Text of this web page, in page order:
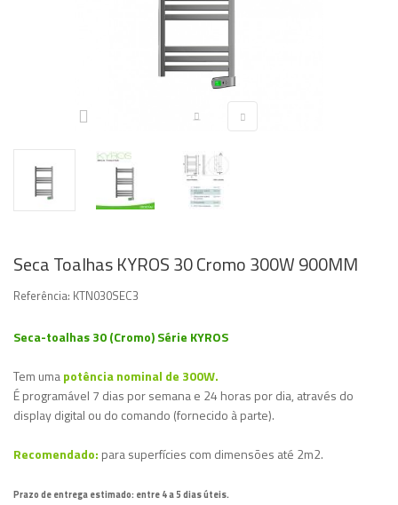
Seca Toalhas KYROS 30 Cromo 300W 900MM
Referência: KTN030SEC3
Seca-toalhas 30 (Cromo) Série KYROS
Tem umapotência nominal de 300W.
É programável 7 dias por semana e 24 horas por dia, através do
display digital ou do comando (fornecido à parte).
Recomendado: para superfícies com dimensões até 2m2.
Prazo de entrega estimado: entre 4 a 5 dias úteis.